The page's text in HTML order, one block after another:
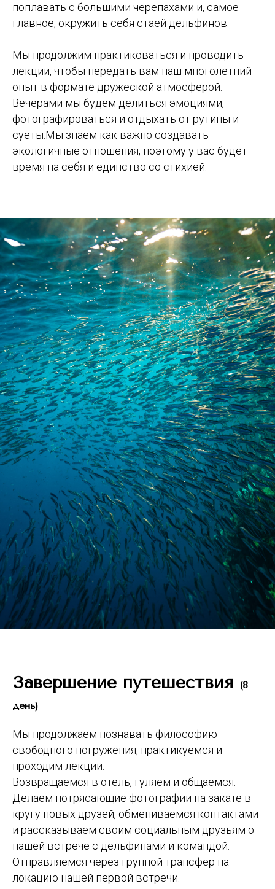
поплавать с большими черепахами и, самое
главное, окружить себя стаей дельфинов.
Мы продолжим практиковаться и проводить
лекции, чтобы передать вам наш многолетний
опыт в формате дружеской атмосферой.
Вечерами мы будем делиться эмоциями,
фотографироваться и отдыхать от рутины и
суеты.Мы знаем как важно создавать
экологичные отношения, поэтому у вас будет
время на себя и единство со стихией.
Завершение путешествия
(8
день)
Мы продолжаем познавать философию
свободного погружения, практикуемся и
проходим лекции.
Возвращаемся в отель, гуляем и общаемся.
Делаем потрясающие фотографии на закате в
кругу новых друзей, обмениваемся контактами
и рассказываем своим социальным друзьям о
нашей встрече с дельфинами и командой.
Отправляемся через группой трансфер на
локацию нашей первой встречи.